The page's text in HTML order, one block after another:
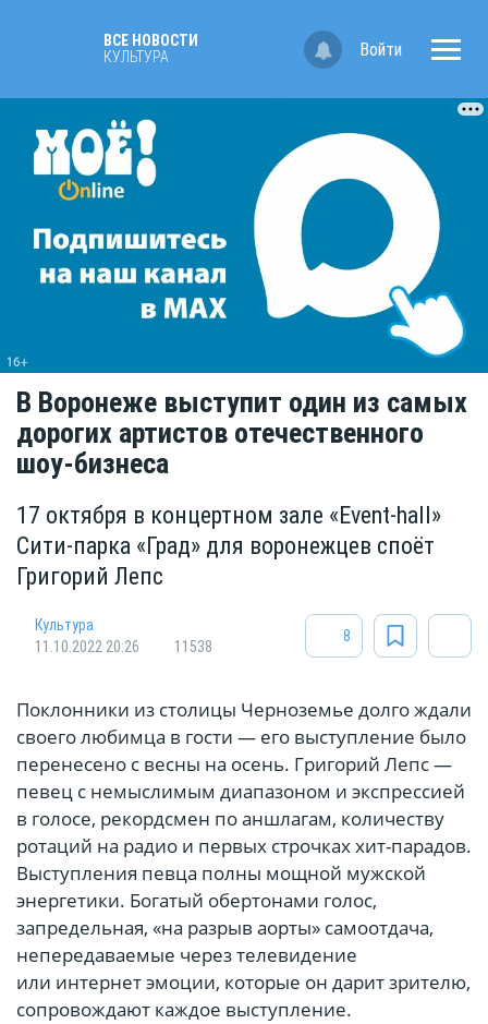
ВСЕ НОВОСТИ
КУЛЬТУРА
Войти
В Воронеже выступит один из самых
дорогих артистов отечественного
шоу-бизнеса
17 октября в концертном зале «Event-hall»
Сити-парка «Град» для воронежцев споёт
Григорий Лепс
Культура
11.10.2022 20:26
11538
8
Поклонники из столицы Черноземье долго ждали
своего любимца в гости — его выступление было
перенесено с весны на осень. Григорий Лепс —
певец с немыслимым диапазоном и экспрессией
в голосе, рекордсмен по аншлагам, количеству
ротаций на радио и первых строчках хит-парадов.
Выступления певца полны мощной мужской
энергетики. Богатый обертонами голос,
запредельная, «на разрыв аорты» самоотдача,
непередаваемые через телевидение
или интернет эмоции, которые он дарит зрителю,
сопровождают каждое выступление.